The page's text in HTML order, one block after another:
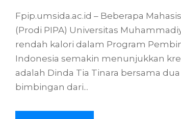
Fpip.umsida.ac.id – Beberapa
(Prodi PIPA) Universitas
rendah kalori dalam Program
Indonesia semakin menunjukkan
adalah Dinda Tia Tinara bersama
bimbingan dari...